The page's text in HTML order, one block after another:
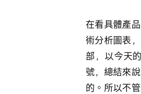
在看具體產
術分析圖表
部，以今天
號，總結來
的。所以不